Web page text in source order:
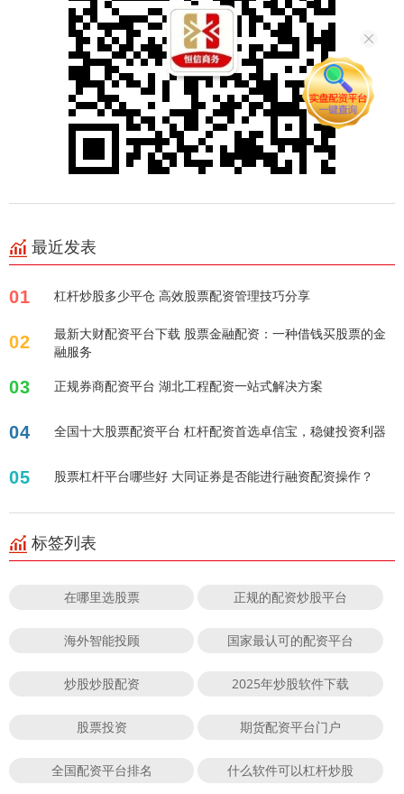
最近发表
01 杠杆炒股多少平仓 高效股票配资管理技巧分享
02
最新大财配资平台下载 股票金融配资：一种借钱买股票的金
融服务
03 正规券商配资平台 湖北工程配资一站式解决方案
04 全国十大股票配资平台 杠杆配资首选卓信宝，稳健投资利器
05 股票杠杆平台哪些好 大同证券是否能进行融资配资操作？
标签列表
在哪里选股票 正规的配资炒股平台
海外智能投顾 国家最认可的配资平台
炒股炒股配资 2025年炒股软件下载
股票投资 期货配资平台门户
全国配资平台排名 什么软件可以杠杆炒股